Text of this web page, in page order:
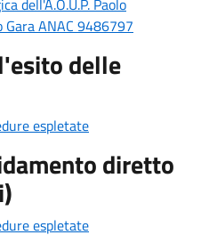
Gara ANAC 9486797
delle
espletate
diretto
espletate